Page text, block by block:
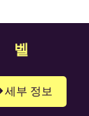
벨
세부 정보